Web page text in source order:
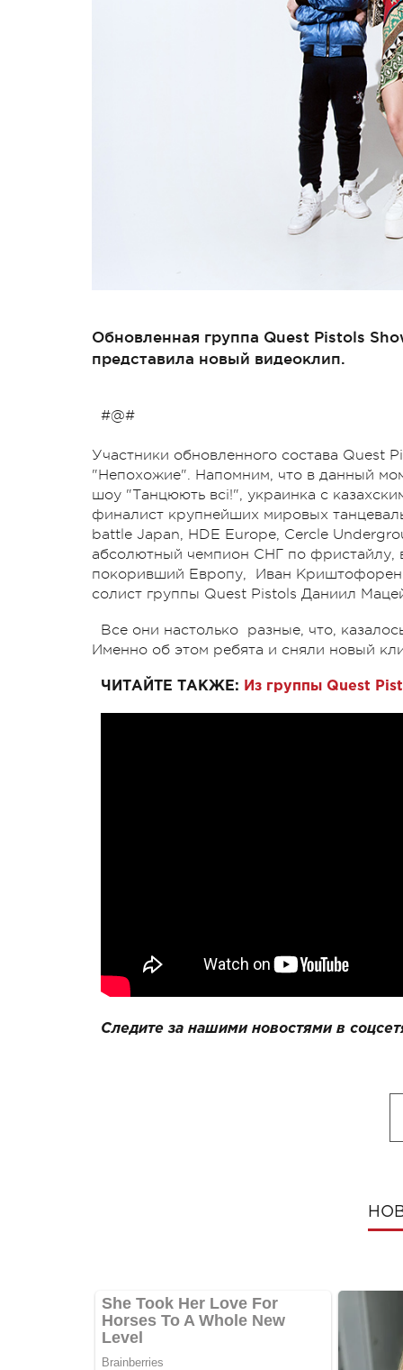
Обновленная группа Quest Pistols
представила новый видеоклип.
#@#
Участники обновленного состава
"Непохожие". Напомним, что в данный
шоу "Танцюють всі!", украинка с
финалист крупнейших мировых
battle Japan, HDE Europe, Cercle
абсолютный чемпион СНГ по
покоривший Европу, Иван
солист группы Quest Pistols Даниил
Все они настолько разные, что,
Именно об этом ребята и сняли новый
ЧИТАЙТЕ ТАКЖЕ: Из группы Quest
Следите за нашими новостями в